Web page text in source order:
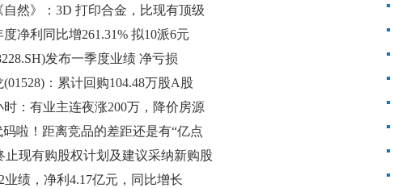
自然》：3D 打印合金，比现有顶级
净利同比增261.31% 拟10派6元
发布一季度业绩 净亏损
：累计回购104.48万股A股
：有业主连夜涨200万，降价房源
啦！距离竞品的差距还是有“亿点
止现有购股权计划及建议采纳新购股
业绩，净利4.17亿元，同比增长